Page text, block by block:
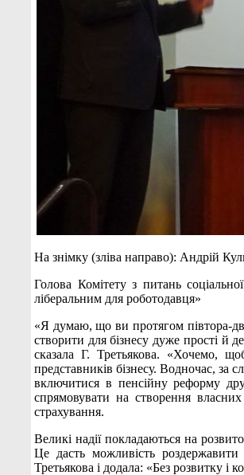
На знімку (зліва направо): Андрій
Голова Комітету з питань
ліберальним для роботодавця»
«Я думаю, що ви протягом півтора-
створити для бізнесу дуже прості й
сказала Г. Третьякова. «Хочемо,
представників бізнесу. Водночас, за
включитися в пенсійну реформу
спрямовувати на створення
страхування.
Великі надії покладаються на
Це дасть можливість роздержавити
Третьякова і додала: «Без розвитку